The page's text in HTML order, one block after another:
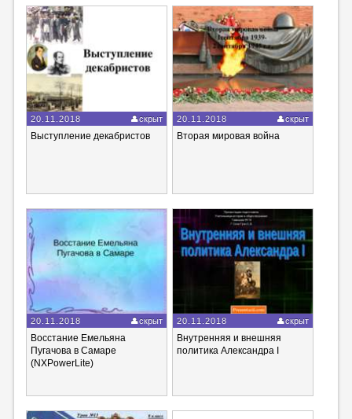
20.11.2018 скрыт
Выступление декабристов
20.11.2018 скрыт
Вторая мировая война
20.11.2018 скрыт
Восстание Емельяна
Пугачова в Самаре
(NXPowerLite)
20.11.2018 скрыт
Внутренняя и внешняя
политика Александра I